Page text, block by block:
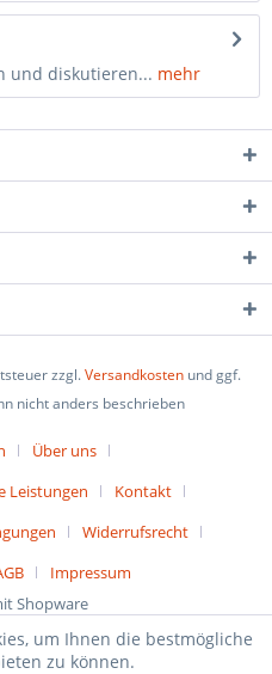
und diskutieren... mehr
zzgl.Versandkosten und ggf.
nicht anders beschrieben
Über uns
Leistungen
Kontakt
Widerrufsrecht
Impressum
Shopware
um Ihnen die bestmögliche
zu können.